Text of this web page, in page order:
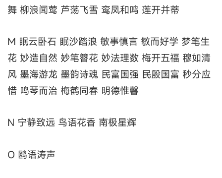
舞 柳浪闻莺 芦荡飞雪 鸾凤和鸣 莲开并蒂
M 眠云卧石 眠沙踏浪 敏事慎言 敏而好学 梦笔生
花 妙造自然 妙笔簪花 妙法理数 梅开五福 穆如清
风 墨海游龙 墨韵诗魂 民富国强 民殷国富 秒分应
惜 鸣琴而治 梅鹤同春 明德惟馨
N 宁静致远 鸟语花香 南极星辉
O 鸥语涛声